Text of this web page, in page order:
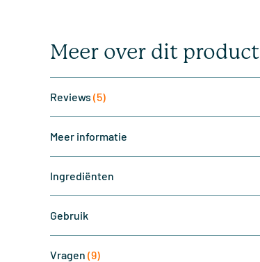
Meer over dit product
Reviews (5)
Meer informatie
Ingrediënten
Gebruik
Vragen (9)